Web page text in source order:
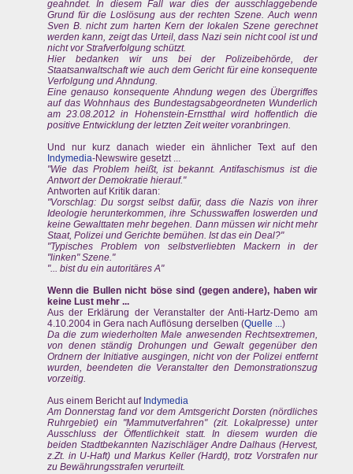
geahndet. In diesem Fall war dies der ausschlaggebende
Grund für die Loslösung aus der rechten Szene. Auch wenn
Sven B. nicht zum harten Kern der lokalen Szene gerechnet
werden kann, zeigt das Urteil, dass Nazi sein nicht cool ist und
nicht vor Strafverfolgung schützt.
Hier bedanken wir uns bei der Polizeibehörde, der
Staatsanwaltschaft wie auch dem Gericht für eine konsequente
Verfolgung und Ahndung.
Eine genauso konsequente Ahndung wegen des Übergriffes
auf das Wohnhaus des Bundestagsabgeordneten Wunderlich
am 23.08.2012 in Hohenstein-Ernstthal wird hoffentlich die
positive Entwicklung der letzten Zeit weiter voranbringen.
Und nur kurz danach wieder ein ähnlicher Text auf den
Indymedia-Newswire gesetzt ...
"Wie das Problem heißt, ist bekannt. Antifaschismus ist die
Antwort der Demokratie hierauf."
Antworten auf Kritik daran:
"Vorschlag: Du sorgst selbst dafür, dass die Nazis von ihrer
Ideologie herunterkommen, ihre Schusswaffen loswerden und
keine Gewalttaten mehr begehen. Dann müssen wir nicht mehr
Staat, Polizei und Gerichte bemühen. Ist das ein Deal?"
"Typisches Problem von selbstverliebten Mackern in der
"linken" Szene."
"... bist du ein autoritäres A"
Wenn die Bullen nicht böse sind (gegen andere), haben wir
keine Lust mehr ...
Aus der Erklärung der Veranstalter der Anti-Hartz-Demo am
4.10.2004 in Gera nach Auflösung derselben (Quelle ...)
Da die zum wiederholten Male anwesenden Rechtsextremen,
von denen ständig Drohungen und Gewalt gegenüber den
Ordnern der Initiative ausgingen, nicht von der Polizei entfernt
wurden, beendeten die Veranstalter den Demonstrationszug
vorzeitig.
Aus einem Bericht auf Indymedia
Am Donnerstag fand vor dem Amtsgericht Dorsten (nördliches
Ruhrgebiet) ein "Mammutverfahren" (zit. Lokalpresse) unter
Ausschluss der Öffentlichkeit statt. In diesem wurden die
beiden Stadtbekannten Nazischläger Andre Dalhaus (Hervest,
z.Zt. in U-Haft) und Markus Keller (Hardt), trotz Vorstrafen nur
zu Bewährungsstrafen verurteilt.